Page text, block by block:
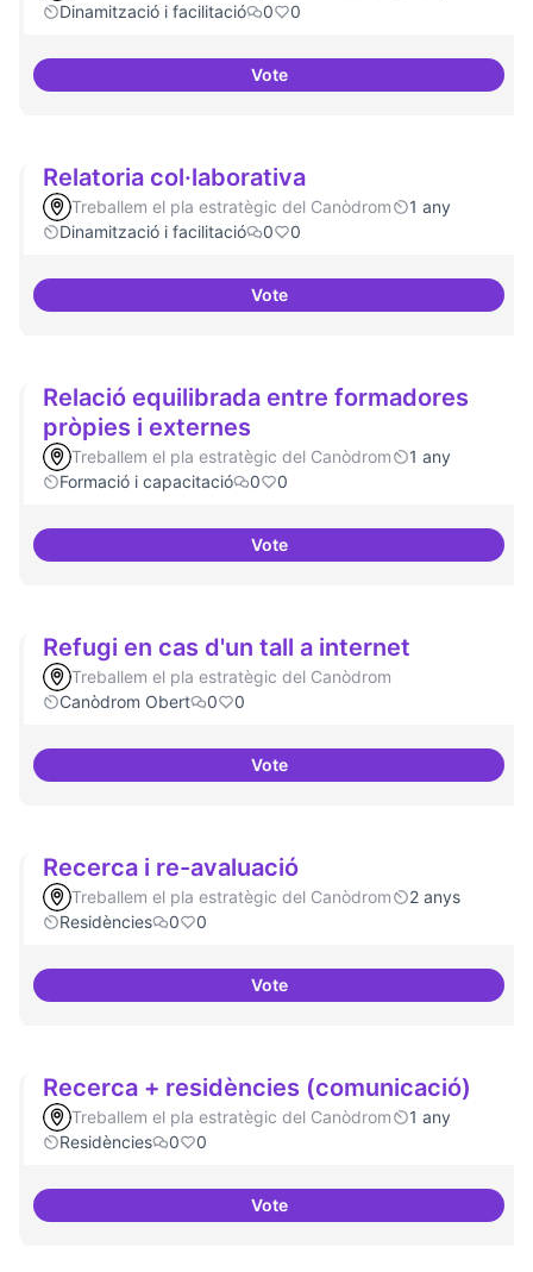
Dinamització i facilitació
0 0
VoteRepositori de coneixement
Relatoria col·laborativa
Treballem el pla estratègic del Canòdrom
1 any
Dinamització i facilitació
0 0
VoteRelatoria col·laborativa
Relació equilibrada entre formadores
pròpies i externes
Treballem el pla estratègic del Canòdrom
1 any
Formació i capacitació
0 0
VoteRelació equilibrada entre
Refugi en cas d'un tall a internet
Treballem el pla estratègic del Canòdrom
Canòdrom Obert
0 0
VoteRefugi en cas d'un tall a internet
Recerca i re-avaluació
Treballem el pla estratègic del Canòdrom
2 anys
Residències
0 0
VoteRecerca i re-avaluació
Recerca + residències (comunicació)
Treballem el pla estratègic del Canòdrom
1 any
Residències
0 0
VoteRecerca + residències